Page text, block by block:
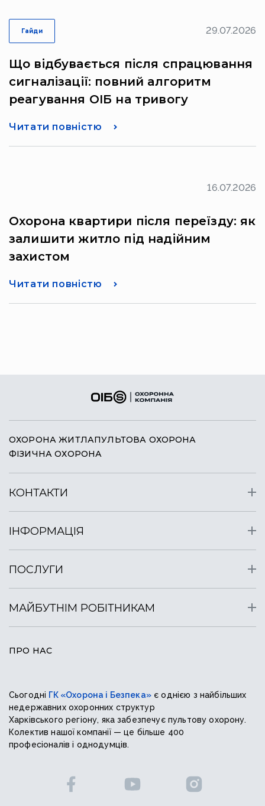
Гайди 29.07.2026
Що відбувається після спрацювання
сигналізації: повний алгоритм
реагування ОІБ на тривогу
Читати повністю
16.07.2026
Охорона квартири після переїзду: як
залишити житло під надійним
захистом
Читати повністю
ОХОРОНА ЖИТЛАПУЛЬТОВА ОХОРОНА
ФІЗИЧНА ОХОРОНА
КОНТАКТИ
ІНФОРМАЦІЯ
ПОСЛУГИ
МАЙБУТНІМ РОБІТНИКАМ
ПРО НАС
Сьогодні ГК «Охорона і Безпека»є однією з найбільших
недержавних охоронних структур
Харківського регіону, яка забезпечує пультову охорону.
Колектив нашої компанії — це більше 400
професіоналів і однодумців.